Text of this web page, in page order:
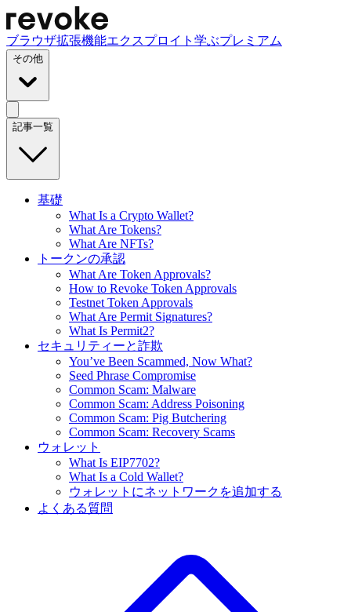
ブラウザ拡張機能エクスプロイト 学ぶプレミアム
その他
記事一覧
基礎
What Is a Crypto Wallet?
What Are Tokens?
What Are NFTs?
トークンの承認
What Are Token Approvals?
How to Revoke Token Approvals
Testnet Token Approvals
What Are Permit Signatures?
What Is Permit2?
セキュリティーと詐欺
You’ve Been Scammed, Now What?
Seed Phrase Compromise
Common Scam: Malware
Common Scam: Address Poisoning
Common Scam: Pig Butchering
Common Scam: Recovery Scams
ウォレット
What Is EIP7702?
What Is a Cold Wallet?
ウォレットにネットワークを追加する
よくある質問